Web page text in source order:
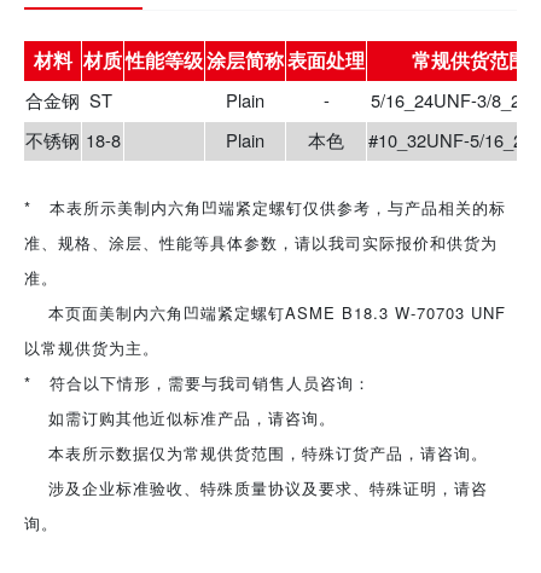
材料 材质性能等级涂层简称表面处理 常规供货范围
合金钢 ST Plain -
5/16_24UNF-3/
不锈钢 18-8 Plain 本色 #10_32UNF-5/
* 本表所示美制内六角凹端紧定螺钉仅供参考，与产品相关的标
准、规格、涂层、性能等具体参数，请以我司实际报价和供货为
准。
本页面美制内六角凹端紧定螺钉ASME B18.3 W-70703 UNF
以常规供货为主。
* 符合以下情形，需要与我司销售人员咨询：
如需订购其他近似标准产品，请咨询。
本表所示数据仅为常规供货范围，特殊订货产品，请咨询。
涉及企业标准验收、特殊质量协议及要求、特殊证明，请咨
询。